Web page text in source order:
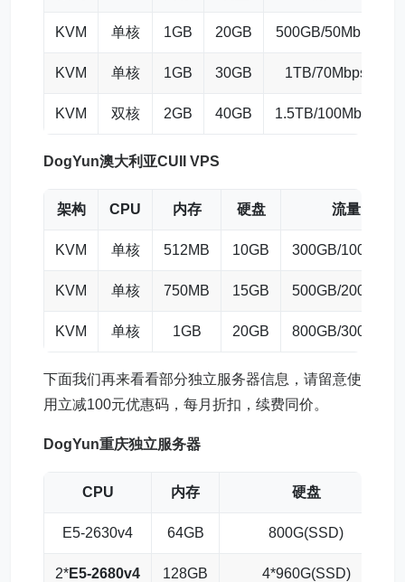
KVM 单核 1GB 20GB 500GB/50Mbps
KVM 单核 1GB 30GB 1TB/70Mbps
KVM 双核 2GB 40GB 1.5TB/100Mbps
DogYun澳大利亚CUII VPS
架构 CPU 内存 硬盘 流量
KVM 单核 512MB 10GB 300GB/100Mbps
KVM 单核 750MB 15GB 500GB/200Mbps
KVM 单核 1GB 20GB 800GB/300Mbps
下面我们再来看看部分独立服务器信息，请留意使
用立减100元优惠码，每月折扣，续费同价。
DogYun重庆独立服务器
CPU 内存 硬盘
E5-2630v4 64GB 800G(SSD)
2*E5-2680v4 128GB 4*960G(SSD)